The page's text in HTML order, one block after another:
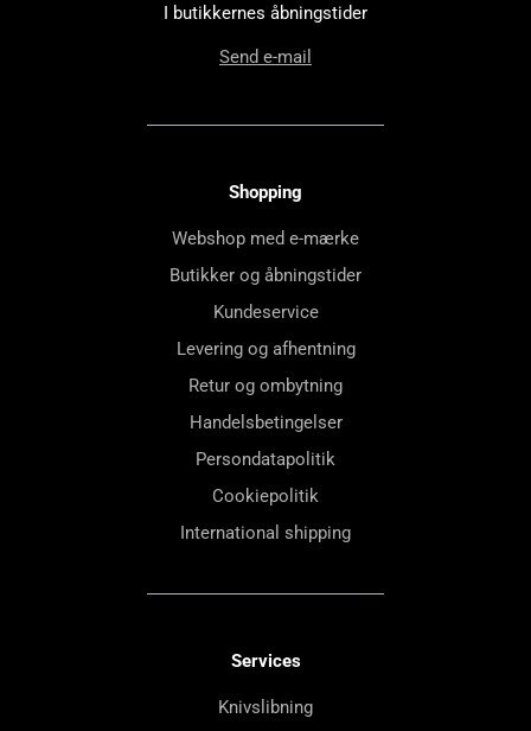
I butikkernes åbningstider
Send e-mail
Shopping
Webshop med e-mærke
Butikker og åbningstider
Kundeservice
Levering og afhentning
Retur og ombytning
Handelsbetingelser
Persondatapolitik
Cookiepolitik
International shipping
Services
Knivslibning